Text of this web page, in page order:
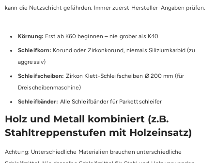
kann die Nutzschicht gefährden. Immer zuerst Hersteller-Angaben prüfen.
Körnung: Erst ab K60 beginnen – nie grober als K40
Schleifkorn: Korund oder Zirkonkorund, niemals Siliziumkarbid (zu
aggressiv)
Schleifscheiben: Zirkon Klett-Schleifscheiben Ø 200 mm (für
Dreischeibenmaschine)
Schleifbänder: Alle Schleifbänder für Parkettschleifer
Holz und Metall kombiniert (z.B.
Stahltreppenstufen mit Holzeinsatz)
Achtung: Unterschiedliche Materialien brauchen unterschiedliche